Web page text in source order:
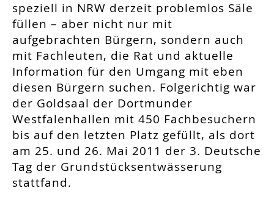
speziell in NRW derzeit problemlos Säle
füllen – aber nicht nur mit
aufgebrachten Bürgern, sondern auch
mit Fachleuten, die Rat und aktuelle
Information für den Umgang mit eben
diesen Bürgern suchen. Folgerichtig war
der Goldsaal der Dortmunder
Westfalenhallen mit 450 Fachbesuchern
bis auf den letzten Platz gefüllt, als dort
am 25. und 26. Mai 2011 der 3. Deutsche
Tag der Grundstücksentwässerung
stattfand.